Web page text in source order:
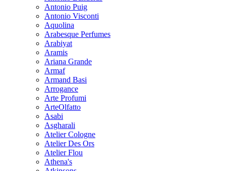
Antonio Puig
Antonio Visconti
Aquolina
Arabesque Perfumes
Arabiyat
Aramis
Ariana Grande
Armaf
Armand Basi
Arrogance
Arte Profumi
ArteOlfatto
Asabi
Asgharali
Atelier Cologne
Atelier Des Ors
Atelier Flou
Athena's